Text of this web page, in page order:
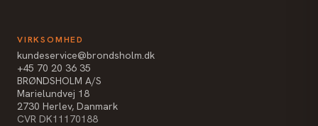
VIRKSOMHED
kundeservice@brondsholm.dk
+45 70 20 36 35
BRØNDSHOLM A/S
Marielundvej 18
2730 Herlev, Danmark
CVR DK11170188